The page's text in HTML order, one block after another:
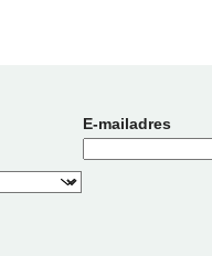
E-mailadres